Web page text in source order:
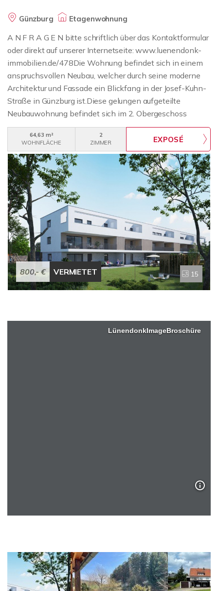
Günzburg Etagenwohnung
A N F R A G E N bitte schriftlich über das Kontaktformular
oder direkt auf unserer Internetseite: www.luenendonk-
immobilien.de/478Die Wohnung befindet sich in einem
anspruchsvollen Neubau, welcher durch seine moderne
Architektur und Fassade ein Blickfang in der Josef-Kuhn-
Straße in Günzburg ist.Diese gelungen aufgeteilte
Neubauwohnung befindet sich im 2. Obergeschoss
(=oberste Etage). Sie ist stufenlos erreichbar; ein Aufzug
ist selbstverständlich vorhanden. Die Wohnung bietet
einen Flur, einen großzügigen Wohn/-Essbereich mit
offenen Küchenbereich, ein Schlafzimmer, ein
Badezimmer mit Fenster (ausgestattet mit bodengleich
gefliester Duschfläche, WC, Waschbecken und Platz für
die Waschmaschine) und einem Südbalkon, der zum
Verweilen einlädt; genießen Sie den Blick vom Balkon.
Auf dem Balkon gibt es einen praktischen Abstellraum.
Ein eigenes Kellerabteil und der TG-Stellplatz runden das
Angebot ab.Fazit: Eine chice Neubauwohnung in oberster
Etage (Aufzug vorhanden) mit Komfort in einer schönen
Wohngegend. Die Miete beträgt 800,- EUR Wohnung
plus 60,- EUR TG-Stellplatz (Nr. 21) plus 200,- EUR
64,63 m²
WOHNFLÄCHE
2
ZIMMER
800,- € VERMIETET 15